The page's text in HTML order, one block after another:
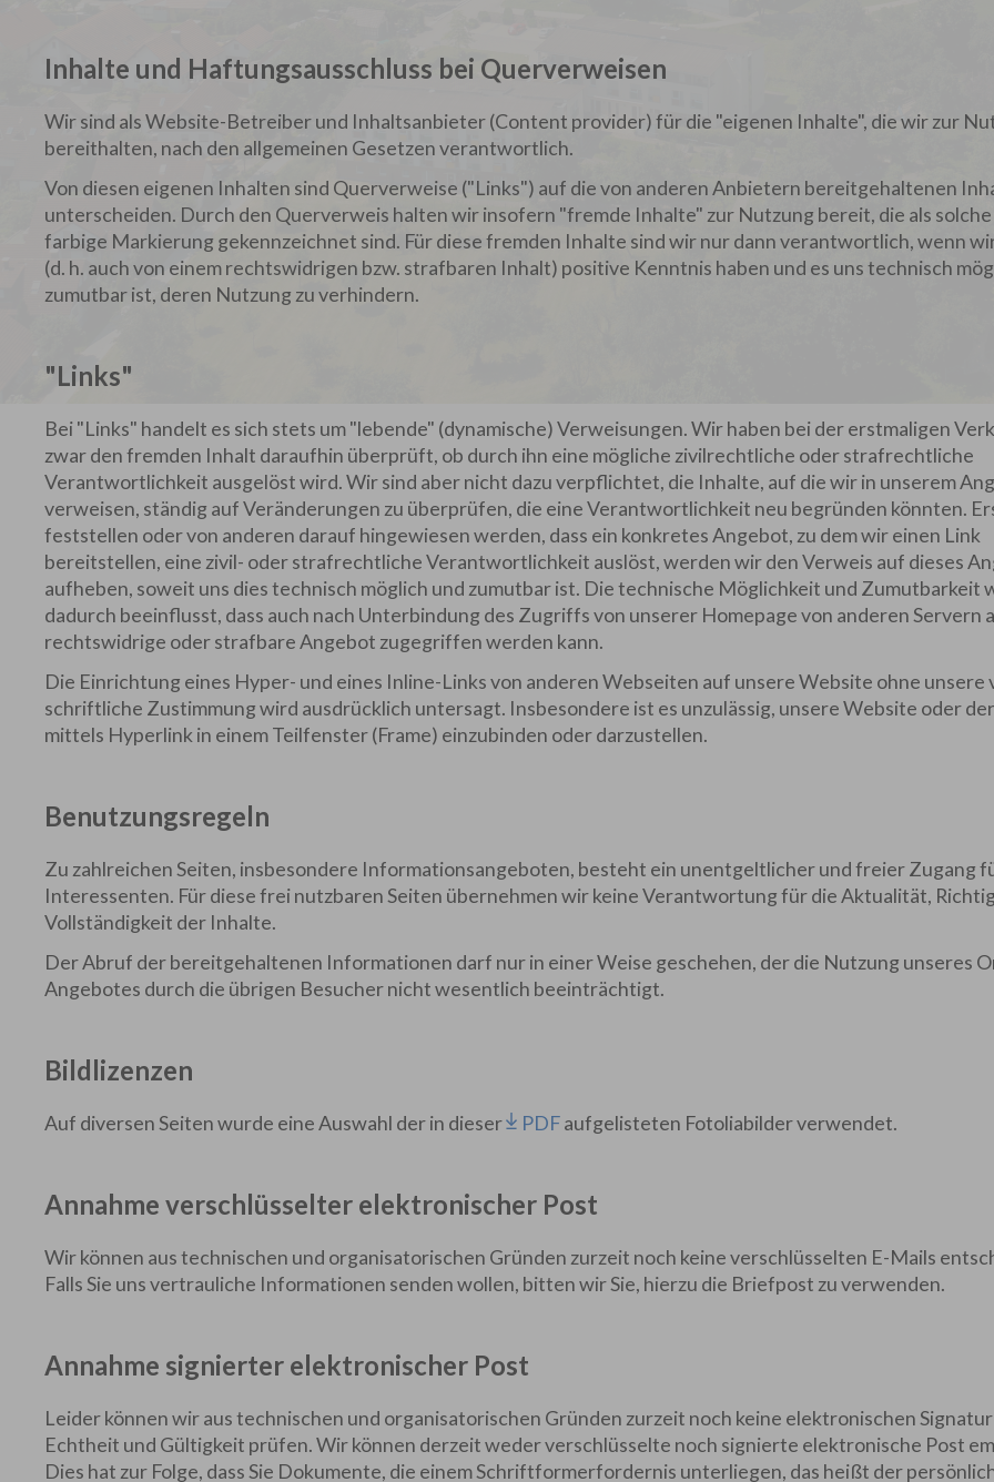
Inhalte und Haftungsausschluss bei Querverweisen
Wir sind als Website-Betreiber und Inhaltsanbieter (Content provider) für die "eigenen Inhalte", die wir zur
bereithalten, nach den allgemeinen Gesetzen verantwortlich.
Von diesen eigenen Inhalten sind Querverweise ("Links") auf die von anderen Anbietern bereitgehaltenen
unterscheiden. Durch den Querverweis halten wir insofern "fremde Inhalte" zur Nutzung bereit, die als
farbige Markierung gekennzeichnet sind. Für diese fremden Inhalte sind wir nur dann verantwortlich, wenn
(d. h. auch von einem rechtswidrigen bzw. strafbaren Inhalt) positive Kenntnis haben und es uns technisch
zumutbar ist, deren Nutzung zu verhindern.
"Links"
Bei "Links" handelt es sich stets um "lebende" (dynamische) Verweisungen. Wir haben bei der erstmaligen
zwar den fremden Inhalt daraufhin überprüft, ob durch ihn eine mögliche zivilrechtliche oder strafrechtliche
Verantwortlichkeit ausgelöst wird. Wir sind aber nicht dazu verpflichtet, die Inhalte, auf die wir in unserem
verweisen, ständig auf Veränderungen zu überprüfen, die eine Verantwortlichkeit neu begründen könnten.
feststellen oder von anderen darauf hingewiesen werden, dass ein konkretes Angebot, zu dem wir einen Link
bereitstellen, eine zivil- oder strafrechtliche Verantwortlichkeit auslöst, werden wir den Verweis auf dieses
aufheben, soweit uns dies technisch möglich und zumutbar ist. Die technische Möglichkeit und Zumutbarkeit
dadurch beeinflusst, dass auch nach Unterbindung des Zugriffs von unserer Homepage von anderen Servern
rechtswidrige oder strafbare Angebot zugegriffen werden kann.
Die Einrichtung eines Hyper- und eines Inline-Links von anderen Webseiten auf unsere Website ohne unsere
schriftliche Zustimmung wird ausdrücklich untersagt. Insbesondere ist es unzulässig, unsere Website oder
mittels Hyperlink in einem Teilfenster (Frame) einzubinden oder darzustellen.
Benutzungsregeln
Zu zahlreichen Seiten, insbesondere Informationsangeboten, besteht ein unentgeltlicher und freier Zugang
Interessenten. Für diese frei nutzbaren Seiten übernehmen wir keine Verantwortung für die Aktualität,
Vollständigkeit der Inhalte.
Der Abruf der bereitgehaltenen Informationen darf nur in einer Weise geschehen, der die Nutzung unseres
Angebotes durch die übrigen Besucher nicht wesentlich beeinträchtigt.
Bildlizenzen
Auf diversen Seiten wurde eine Auswahl der in dieser PDFaufgelisteten Fotoliabilder verwendet.
Annahme verschlüsselter elektronischer Post
Wir können aus technischen und organisatorischen Gründen zurzeit noch keine verschlüsselten E-Mails
Falls Sie uns vertrauliche Informationen senden wollen, bitten wir Sie, hierzu die Briefpost zu verwenden.
Annahme signierter elektronischer Post
Leider können wir aus technischen und organisatorischen Gründen zurzeit noch keine elektronischen
Echtheit und Gültigkeit prüfen. Wir können derzeit weder verschlüsselte noch signierte elektronische Post
Dies hat zur Folge, dass Sie Dokumente, die einem Schriftformerfordernis unterliegen, das heißt der